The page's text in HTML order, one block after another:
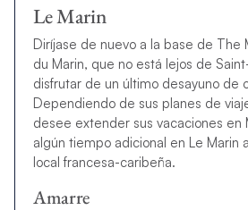
Le Marin
Diríjase de nuevo a la base de The
du Marin, que no está lejos de
disfrutar de un último desayuno de
Dependiendo de sus planes de
desee extender sus vacaciones en
algún tiempo adicional en Le Marin
local francesa-caribeña.
Amarre